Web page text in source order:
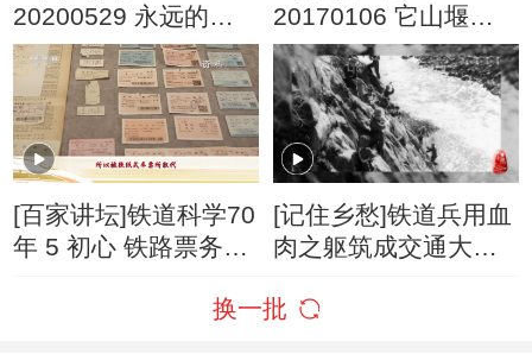
20200529 永远的铁
道兵 第3集
20170106 它山堰
（下）
[百家讲坛]铁道科学70
年 5 初心 铁路票务系
[记住乡愁]铁道兵用血
肉之躯筑成交通大动
换一批